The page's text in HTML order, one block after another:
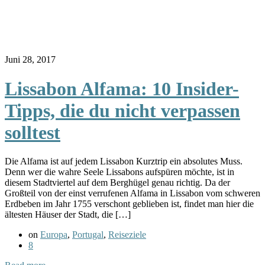
Juni 28, 2017
Lissabon Alfama: 10 Insider-
Tipps, die du nicht verpassen
solltest
Die Alfama ist auf jedem Lissabon Kurztrip ein absolutes Muss.
Denn wer die wahre Seele Lissabons aufspüren möchte, ist in
diesem Stadtviertel auf dem Berghügel genau richtig. Da der
Großteil von der einst verrufenen Alfama in Lissabon vom schweren
Erdbeben im Jahr 1755 verschont geblieben ist, findet man hier die
ältesten Häuser der Stadt, die […]
on Europa, Portugal, Reiseziele
8